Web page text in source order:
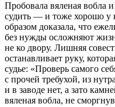
Пробовала вяленая вобла
судить — и тоже хорошо у
образом доказала, что
без нужды осложняют
не ко двору. Лишняя
останавливает руку,
судье: «Проверь самого
с прочей требухой, из
и в заводе нет, а зато
вяленая вобла, не